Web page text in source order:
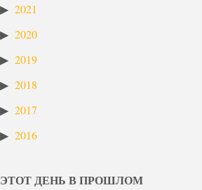
2021
2020
2019
2018
2017
2016
ЭТОТ ДЕНЬ В ПРОШЛОМ